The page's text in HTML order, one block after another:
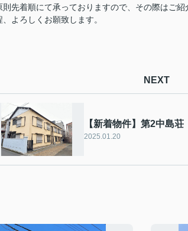
先着順にて承っておりますので、その際はご紹
よろしくお願致します。
NEXT
【新着物件】第2中島荘
2025.01.20